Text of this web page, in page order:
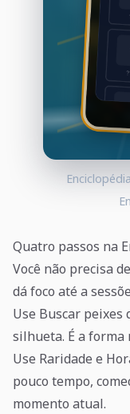
Quatro passos na
Você não precisa
dá foco até a
Use Buscar peixes
silhueta. É a forma
Use Raridade e
pouco tempo,
momento atual.